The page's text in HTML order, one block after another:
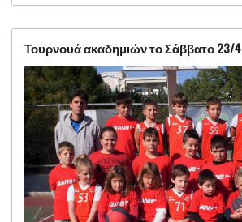
Τουρνουά ακαδημιών το Σάββατο 23/4